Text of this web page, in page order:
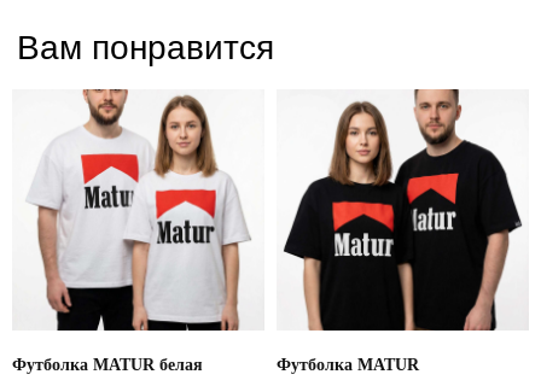
Футболка MATUR белая Футболка MATUR